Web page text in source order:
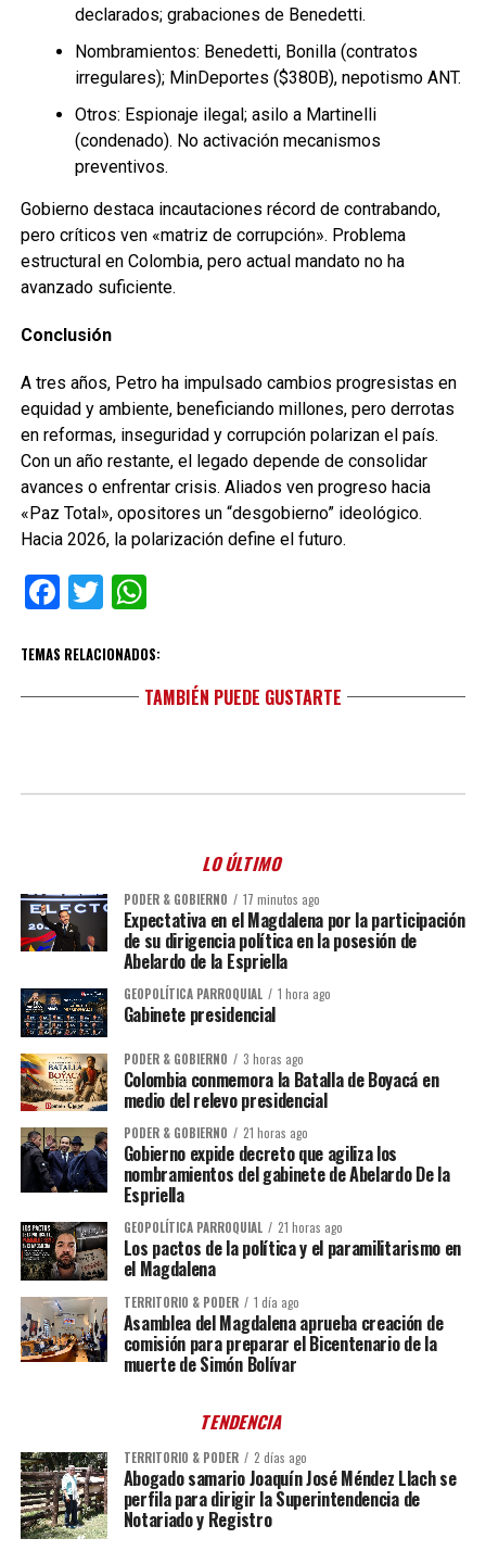
declarados; grabaciones de Benedetti.
Nombramientos: Benedetti, Bonilla (contratos
irregulares); MinDeportes ($380B), nepotismo ANT.
Otros: Espionaje ilegal; asilo a Martinelli
(condenado). No activación mecanismos
preventivos.
Gobierno destaca incautaciones récord de contrabando,
pero críticos ven «matriz de corrupción». Problema
estructural en Colombia, pero actual mandato no ha
avanzado suficiente.
Conclusión
A tres años, Petro ha impulsado cambios progresistas en
equidad y ambiente, beneficiando millones, pero derrotas
en reformas, inseguridad y corrupción polarizan el país.
Con un año restante, el legado depende de consolidar
avances o enfrentar crisis. Aliados ven progreso hacia
«Paz Total», opositores un “desgobierno” ideológico.
Hacia 2026, la polarización define el futuro.
Facebook
TwitterWhatsApp
TEMAS RELACIONADOS:
TAMBIÉN PUEDE GUSTARTE
LO ÚLTIMO
PODER & GOBIERNO 17 minutos ago
Expectativa en el Magdalena por la participación
de su dirigencia política en la posesión de
Abelardo de la Espriella
GEOPOLÍTICA PARROQUIAL 1 hora ago
Gabinete presidencial
PODER & GOBIERNO 3 horas ago
Colombia conmemora la Batalla de Boyacá en
medio del relevo presidencial
PODER & GOBIERNO 21 horas ago
Gobierno expide decreto que agiliza los
nombramientos del gabinete de Abelardo De la
Espriella
GEOPOLÍTICA PARROQUIAL 21 horas ago
Los pactos de la política y el paramilitarismo en
el Magdalena
TERRITORIO & PODER 1 día ago
Asamblea del Magdalena aprueba creación de
comisión para preparar el Bicentenario de la
muerte de Simón Bolívar
TENDENCIA
TERRITORIO & PODER 2 días ago
Abogado samario Joaquín José Méndez Llach se
perfila para dirigir la Superintendencia de
Notariado y Registro